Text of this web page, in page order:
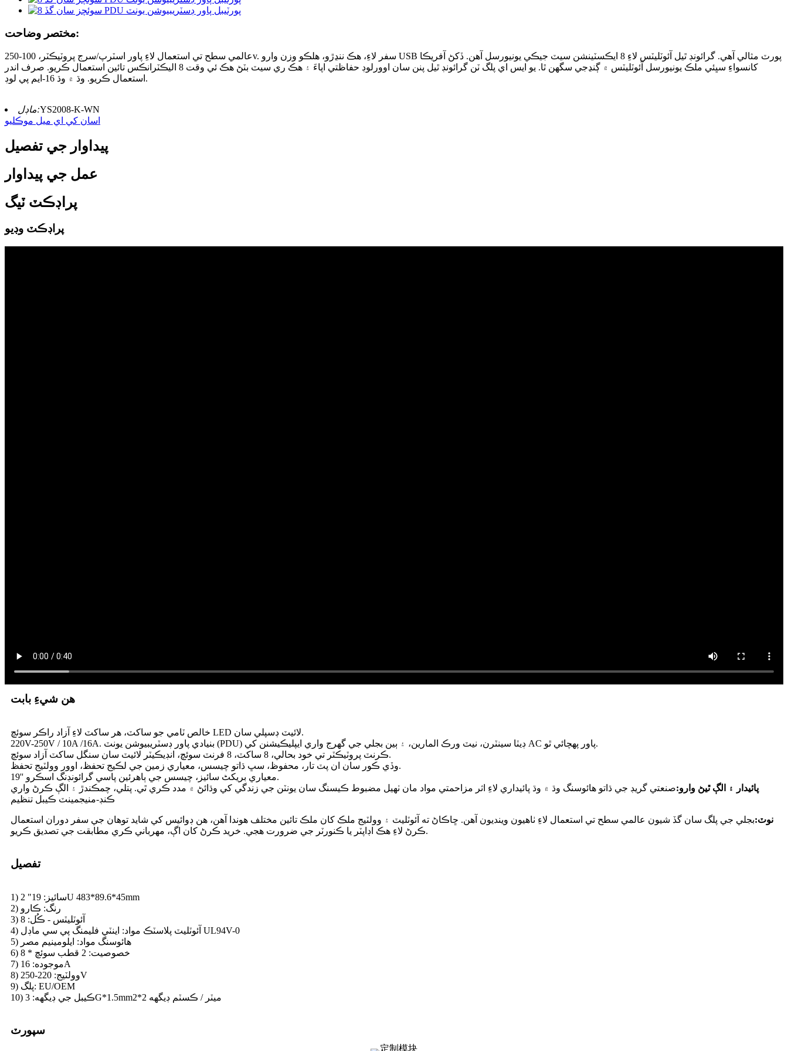
مختصر وضاحت:
عالمي سطح تي استعمال لاءِ پاور اسٽرپ/سرج پروٽيڪٽر، 100-250v. سفر لاءِ، هڪ ننڍڙو، هلڪو وزن وارو USB پورٽ مثالي آهي. گرائونڊ ٿيل آئوٽليٽس لاءِ 8 ايڪسٽينشن سيٽ جيڪي يونيورسل آهن. ڏکڻ آفريڪا
کانسواءِ سڀئي ملڪ يونيورسل آئوٽليٽس ۾ ڳنڍجي سگهن ٿا. يو ايس اي پلگ ٽن گرائونڊ ٿيل پنن سان اوورلوڊ حفاظتي اپاءَ ۽ هڪ ري سيٽ بٽڻ هڪ ئي وقت 8 اليڪٽرانڪس تائين استعمال ڪريو. صرف اندر
استعمال ڪريو. وڌ ۾ وڌ 16-ايم پي لوڊ.
ماڊل:YS2008-K-WN
اسان کي اي ميل موڪليو
پيداوار جي تفصيل
عمل جي پيداوار
پراڊڪٽ ٽيگ
پراڊڪٽ وڊيو
هن شيءِ بابت
خالص ٽامي جو ساکٽ، هر ساکٽ لاءِ آزاد راڪر سوئچ LED لائيٽ ڊسپلي سان.
220V-250V / 10A /16A. بنيادي پاور ڊسٽريبيوشن يونٽ (PDU) ڊيٽا سينٽرن، نيٽ ورڪ المارين، ۽ ٻين بجلي جي گهرج واري ايپليڪيشنن کي AC پاور پهچائي ٿو.
ڪرنٽ پروٽيڪٽر تي خود بحالي، 8 ساکٽ، 8 فرنٽ سوئچ، انڊيڪيٽر لائيٽ سان سنگل ساکٽ آزاد سوئچ.
وڏي ڪور سان ان پٽ تار، محفوظ، سڀ ڌاتو چيسس، معياري زمين جي لڪيج تحفظ، اوور وولٽيج تحفظ.
19'' معياري بریکٹ سائيز، چيسس جي ٻاهرئين پاسي گرائونڊنگ اسڪرو.
پائيدار ۽ الڳ ٿيڻ وارو:صنعتي گريڊ جي ڌاتو هائوسنگ وڌ ۾ وڌ پائيداري لاءِ اثر مزاحمتي مواد مان ٺهيل مضبوط ڪيسنگ سان يونٽن جي زندگي کي وڌائڻ ۾ مدد ڪري ٿي. پتلي، چمڪندڙ ۽ الڳ ڪرڻ واري
ڪنڊ-منيجمينٽ ڪيبل تنظيم
نوٽ:بجلي جي پلگ سان گڏ شيون عالمي سطح تي استعمال لاءِ ٺاهيون وينديون آهن. ڇاڪاڻ ته آئوٽليٽ ۽ وولٽيج ملڪ کان ملڪ تائين مختلف هوندا آهن، هن ڊوائيس کي شايد توهان جي سفر دوران استعمال
ڪرڻ لاءِ هڪ اڊاپٽر يا ڪنورٽر جي ضرورت هجي. خريد ڪرڻ کان اڳ، مهرباني ڪري مطابقت جي تصديق ڪريو.
تفصيل
1) سائيز: 19" 2U 483*89.6*45mm
2) رنگ: ڪارو
3) آئوٽليٽس - ڪُل: 8
4) آئوٽليٽ پلاسٽڪ مواد: اينٽي فليمنگ پي سي ماڊل UL94V-0
5) هائوسنگ مواد: ايلومينيم مصر
6) خصوصيت: 2 قطب سوئچ * 8
7) موجوده: 16A
8) وولٽيج: 220-250V
9) پلگ: EU/OEM
10) ڪيبل جي ڊيگهه: 3G*1.5mm2*2 ميٽر / ڪسٽم ڊيگهه
سپورٽ